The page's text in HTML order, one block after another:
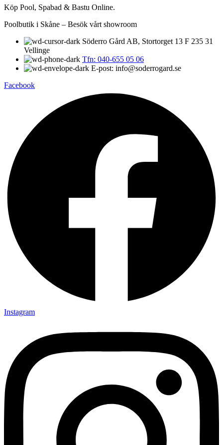
Köp Pool, Spabad & Bastu Online.
Poolbutik i Skåne – Besök vårt showroom
Söderro Gård AB, Stortorget 13 F 235 31
Vellinge
Tfn: 040-655 05 06
E-post: info@soderrogard.se
Facebook
Instagram